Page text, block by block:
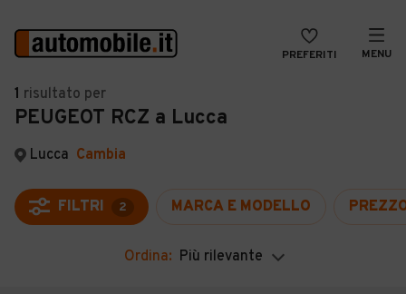
PREFERITI MENU
Auto
Auto usate
Auto Km 0
Auto Nuove
Noleggio a lungo termine
VENDI
MAGAZINE
ACCEDI
1 risultato per
PEUGEOT RCZ a Lucca
Lucca Cambia
FILTRI 2 MARCA E MODELLO
Ordina: Più rilevante